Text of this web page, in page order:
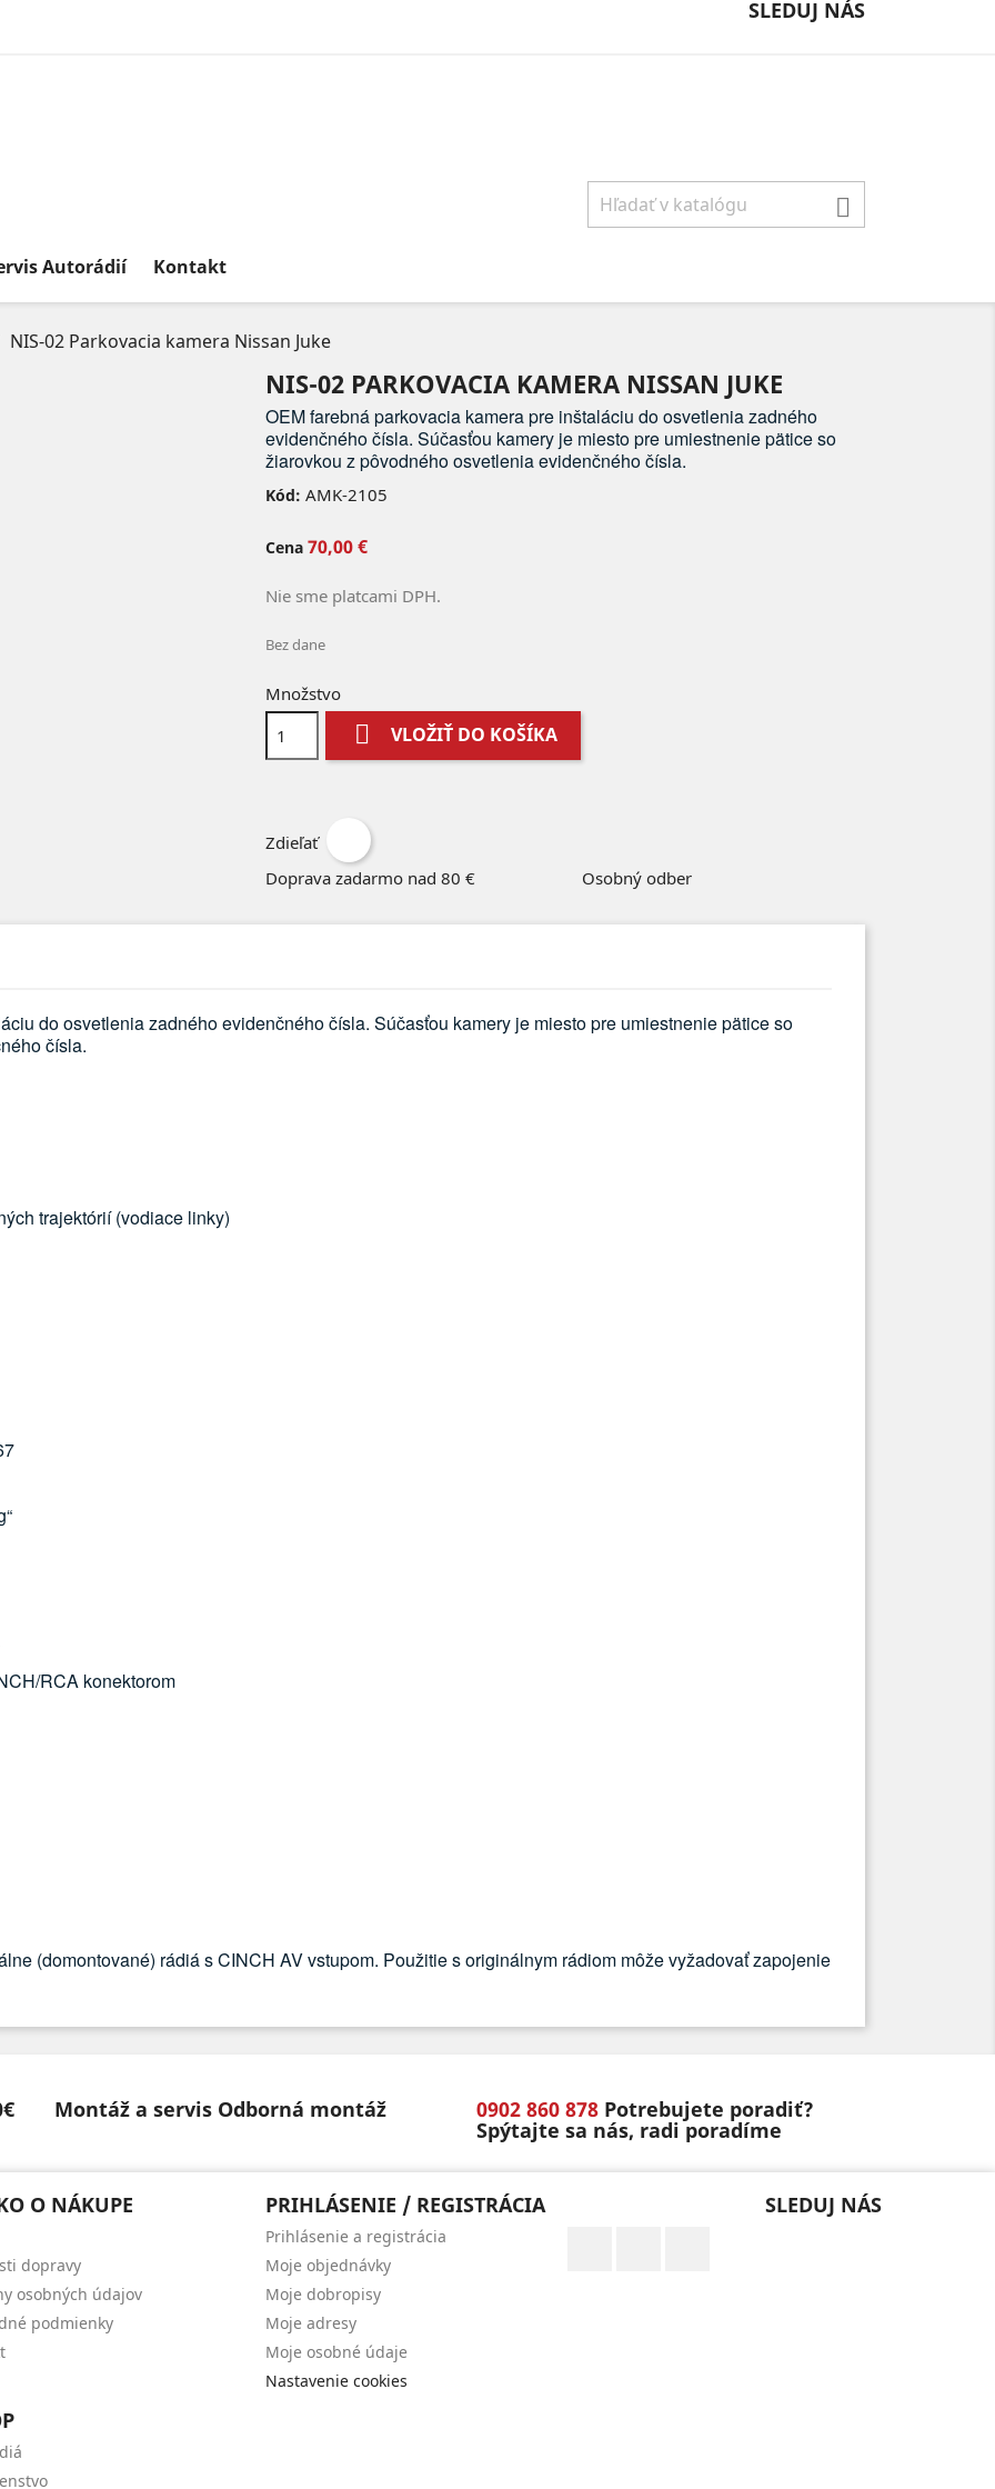
SLEDUJ NÁS

Autorádií Kontakt
NIS-02 Parkovacia kamera Nissan Juke
NIS-02 PARKOVACIA KAMERA NISSAN JUKE
OEM farebná parkovacia kamera pre inštaláciu do osvetlenia zadného
evidenčného čísla. Súčasťou kamery je miesto pre umiestnenie pätice so
žiarovkou z pôvodného osvetlenia evidenčného čísla.
Kód: AMK-2105
Cena 70,00 €
Nie sme platcami DPH.
Bez dane
Množstvo
 VLOŽIŤ DO KOŠÍKA
Zdieľať
Doprava zadarmo nad 80 €
Osobný odber
do osvetlenia zadného evidenčného čísla. Súčasťou kamery je miesto pre umiestnenie pätice so
čísla.
trajektórií (vodiace linky)
RCA konektorom
(domontované) rádiá s CINCH AV vstupom. Použitie s originálnym rádiom môže vyžadovať zapojenie
Montáž a servisOdborná montáž 0902 860 878 Potrebujete poradiť?
Spýtajte sa nás, radi poradíme
O NÁKUPE
dopravy
osobných údajov
podmienky
PRIHLÁSENIE / REGISTRÁCIA
Prihlásenie a registrácia
Moje objednávky
Moje dobropisy
Moje adresy
Moje osobné údaje
Nastavenie cookies
SLEDUJ NÁS